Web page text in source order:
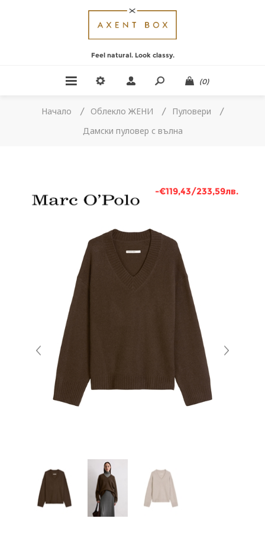
Feel natural. Look classy.
(0)
Начало / Облекло ЖЕНИ / Пуловери
/
Дамски пуловер с вълна
-€119,43/233,59лв.